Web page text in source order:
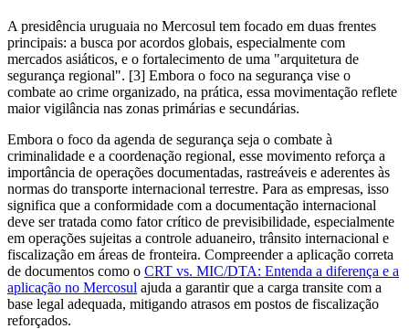
A presidência uruguaia no Mercosul tem focado em duas frentes
principais: a busca por acordos globais, especialmente com
mercados asiáticos, e o fortalecimento de uma "arquitetura de
segurança regional". [3] Embora o foco na segurança vise o
combate ao crime organizado, na prática, essa movimentação reflete
maior vigilância nas zonas primárias e secundárias.
Embora o foco da agenda de segurança seja o combate à
criminalidade e a coordenação regional, esse movimento reforça a
importância de operações documentadas, rastreáveis e aderentes às
normas do transporte internacional terrestre. Para as empresas, isso
significa que a conformidade com a documentação internacional
deve ser tratada como fator crítico de previsibilidade, especialmente
em operações sujeitas a controle aduaneiro, trânsito internacional e
fiscalização em áreas de fronteira. Compreender a aplicação correta
de documentos como o CRT vs. MIC/DTA: Entenda a diferença e a
aplicação no Mercosul ajuda a garantir que a carga transite com a
base legal adequada, mitigando atrasos em postos de fiscalização
reforçados.